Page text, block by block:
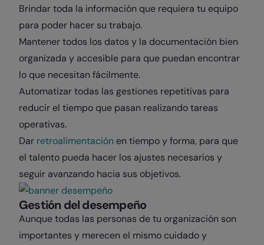
Brindar toda la información que requiera tu equipo
para poder hacer su trabajo.
Mantener todos los datos y la documentación bien
organizada y accesible para que puedan encontrar
lo que necesitan fácilmente.
Automatizar todas las gestiones repetitivas para
reducir el tiempo que pasan realizando tareas
operativas.
Dar retroalimentación en tiempo y forma, para que
el talento pueda hacer los ajustes necesarios y
seguir avanzando hacia sus objetivos.
Gestión del desempeño
Aunque todas las personas de tu organización son
importantes y merecen el mismo cuidado y